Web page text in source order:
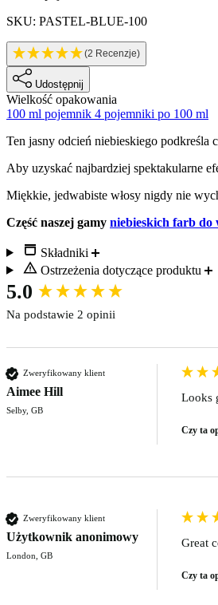
SKU: PASTEL-BLUE-100
(2 Recenzje)
Udostępnij
Wielkość opakowania
100 ml pojemnik 4 pojemniki po 100 ml
Description
Ten jasny odcień niebieskiego podkreśla
Aby uzyskać najbardziej spektakularne
Miękkie, jedwabiste włosy nigdy nie
Część naszej gamy niebieskich farb do
Składniki
Ostrzeżenia dotyczące produktu
5.0
Na podstawie 2 opinii
Zweryfikowany klient
Aimee Hill
Selby, GB
Looks
Czy ta
Zweryfikowany klient
Użytkownik anonimowy
London, GB
Great
Czy ta
New content loaded